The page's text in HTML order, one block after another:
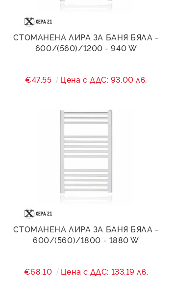
СТОМАНЕНА ЛИРА ЗА БАНЯ БЯЛА -
600/(560)/1200 - 940 W
€47.55 Цена с ДДС: 93.00 лв.
СТОМАНЕНА ЛИРА ЗА БАНЯ БЯЛА -
600/(560)/1800 - 1880 W
€68.10 Цена с ДДС: 133.19 лв.